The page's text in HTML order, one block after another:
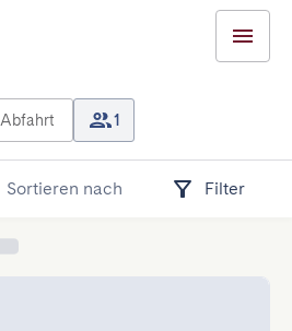
Abfahrt 1
Sortieren nach Filter